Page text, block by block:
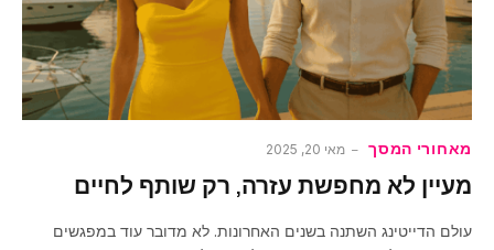
מאחורי המסך מאי 20, 2025
מעיין לא מחפשת עזרה, רק שותף לחיים
עולם הדייטינג השתנה בשנים האחרונות. לא מדובר עוד במפגשים